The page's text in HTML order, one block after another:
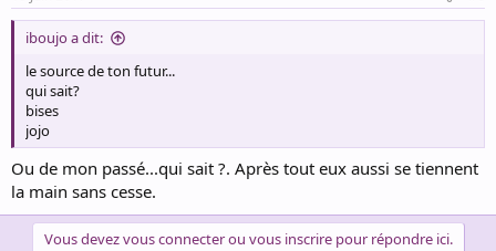
iboujo a dit:
le source de ton futur...
qui sait?
bises
jojo
Ou de mon passé...qui sait ?. Après tout eux aussi se tiennent
la main sans cesse.
Vous devez vous connecter ou vous inscrire pour répondre ici.